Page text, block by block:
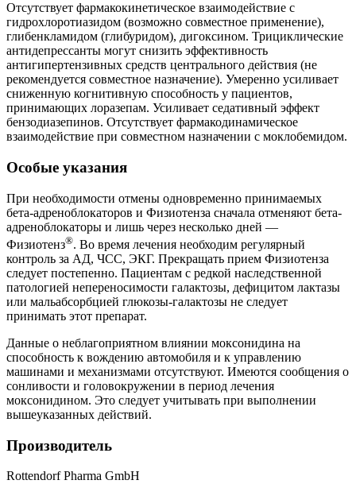
Отсутствует фармакокинетическое взаимодействие с
гидрохлоротиазидом (возможно совместное применение),
глибенкламидом (глибуридом), дигоксином. Трициклические
антидепрессанты могут снизить эффективность
антигипертензивных средств центрального действия (не
рекомендуется совместное назначение). Умеренно усиливает
сниженную когнитивную способность у пациентов,
принимающих лоразепам. Усиливает седативный эффект
бензодиазепинов. Отсутствует фармакодинамическое
взаимодействие при совместном назначении с моклобемидом.
Особые указания
При необходимости отмены одновременно принимаемых
бета-адреноблокаторов и Физиотенза сначала отменяют бета-
адреноблокаторы и лишь через несколько дней —
Физиотенз®. Во время лечения необходим регулярный
контроль за АД, ЧСС, ЭКГ. Прекращать прием Физиотенза
следует постепенно. Пациентам с редкой наследственной
патологией непереносимости галактозы, дефицитом лактазы
или мальабсорбцией глюкозы-галактозы не следует
принимать этот препарат.
Данные о неблагоприятном влиянии моксонидина на
способность к вождению автомобиля и к управлению
машинами и механизмами отсутствуют. Имеются сообщения о
сонливости и головокружении в период лечения
моксонидином. Это следует учитывать при выполнении
вышеуказанных действий.
Производитель
Rottendorf Pharma GmbH